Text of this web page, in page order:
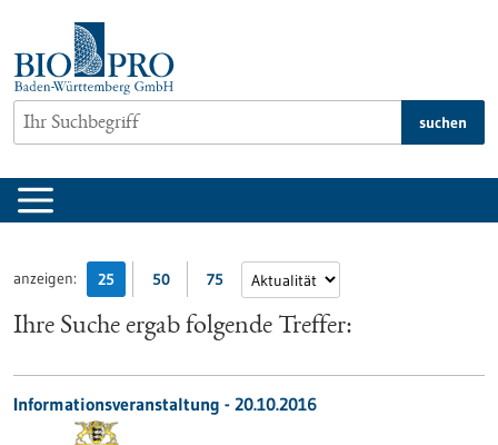
springen
suchen
anzeigen: 25 50 75
Ihre Suche ergab folgende Treffer:
Informationsveranstaltung - 20.10.2016